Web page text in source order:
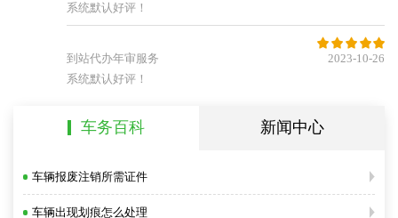
系统默认好评！
    
到站代办年审服务
2023-10-26
系统默认好评！
车务百科 新闻中心
车辆报废注销所需证件
车辆出现划痕怎么处理